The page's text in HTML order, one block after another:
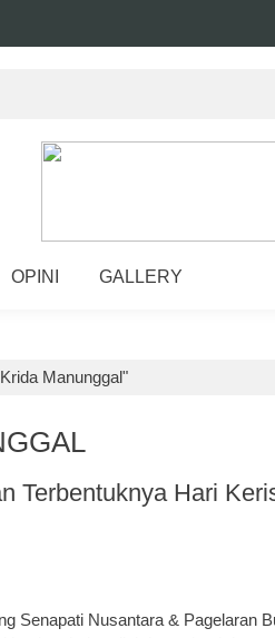
OPINI GALLERY
Manunggal"
Terbentuknya Hari
Senapati Nusantara & Pagelaran